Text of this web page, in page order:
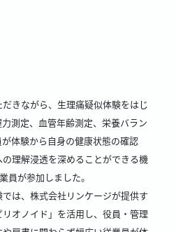
きながら、生理痛疑似体験をはじ
測定、血管年齢測定、栄養バラン
体験から自身の健康状態の確認
理解浸透を深めることができる機
員が参加しました。
は、株式会社リンケージが提供す
オノイド」を活用し、役員・管理